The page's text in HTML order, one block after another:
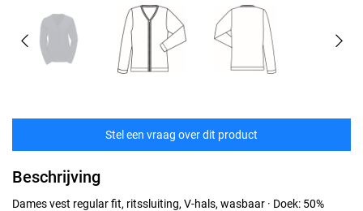
Stel een vraag over dit product
Beschrijving
Dames vest regular fit, ritssluiting, V-hals, wasbaar · Doek: 50%